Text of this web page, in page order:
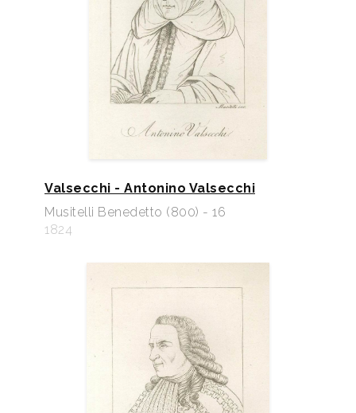
Valsecchi - Antonino Valsecchi
Musitelli Benedetto (800) - 16
1824